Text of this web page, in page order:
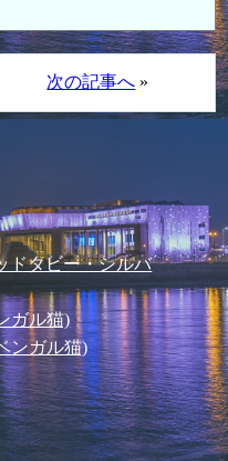
次の記事へ »
ドタビー・シルバ
ガル猫)
ンガル猫)